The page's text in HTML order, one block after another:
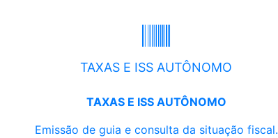
TAXAS E ISS AUTÔNOMO
TAXAS E ISS AUTÔNOMO
Emissão de guia e consulta da situação fiscal.